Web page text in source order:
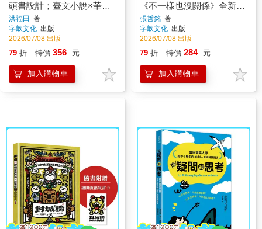
頭書設計；臺文小說×華文
翻譯）【隨書贈福田流福氣
書卡】
洪福田 著
字畝文化 出版
2026/07/08 出版
79 折 特價 356 元
加入購物車
《不一樣也沒關係》全新續
作）
張哲銘 著
字畝文化 出版
2026/07/08 出版
79 折 特價 284 元
加入購物車